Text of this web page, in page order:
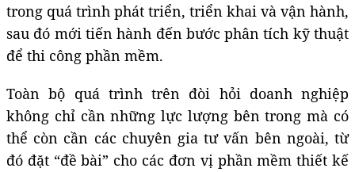
trong quá trình phát triển, triển khai và vận hành,
sau đó mới tiến hành đến bước phân tích kỹ thuật
để thi công phần mềm.
Toàn bộ quá trình trên đòi hỏi doanh nghiệp
không chỉ cần những lực lượng bên trong mà có
thể còn cần các chuyên gia tư vấn bên ngoài, từ
đó đặt “đề bài” cho các đơn vị phần mềm thiết kế